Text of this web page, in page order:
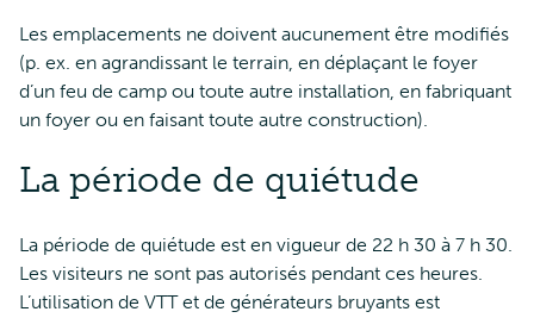
Les emplacements ne doivent aucunement être modifiés
(p. ex. en agrandissant le terrain, en déplaçant le foyer
d’un feu de camp ou toute autre installation, en fabriquant
un foyer ou en faisant toute autre construction).
La période de quiétude
La période de quiétude est en vigueur de 22 h 30 à 7 h 30.
Les visiteurs ne sont pas autorisés pendant ces heures.
L’utilisation de VTT et de générateurs bruyants est